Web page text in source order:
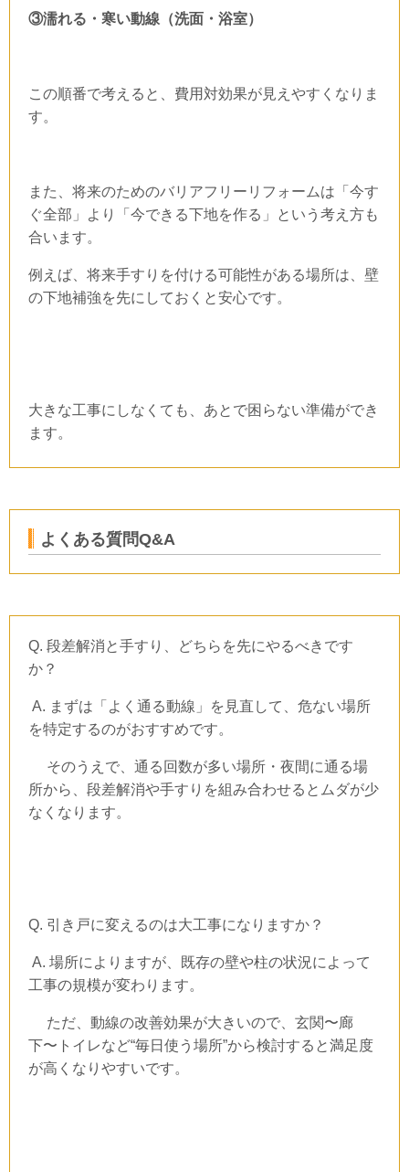
③濡れる・寒い動線（洗面・浴室）
この順番で考えると、費用対効果が見えやすくなりま
す。
また、将来のためのバリアフリーリフォームは「今す
ぐ全部」より「今できる下地を作る」という考え方も
合います。
例えば、将来手すりを付ける可能性がある場所は、壁
の下地補強を先にしておくと安心です。
大きな工事にしなくても、あとで困らない準備ができ
ます。
よくある質問Q&A
Q. 段差解消と手すり、どちらを先にやるべきです
か？
A. まずは「よく通る動線」を見直して、危ない場所
を特定するのがおすすめです。
そのうえで、通る回数が多い場所・夜間に通る場
所から、段差解消や手すりを組み合わせるとムダが少
なくなります。
Q. 引き戸に変えるのは大工事になりますか？
A. 場所によりますが、既存の壁や柱の状況によって
工事の規模が変わります。
ただ、動線の改善効果が大きいので、玄関〜廊
下〜トイレなど“毎日使う場所”から検討すると満足度
が高くなりやすいです。